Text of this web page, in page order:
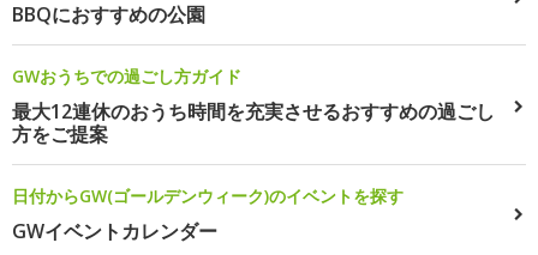
BBQにおすすめの公園
GWおうちでの過ごし方ガイド
最大12連休のおうち時間を充実させるおすすめの過ごし
方をご提案
日付からGW(ゴールデンウィーク)のイベントを探す
GWイベントカレンダー